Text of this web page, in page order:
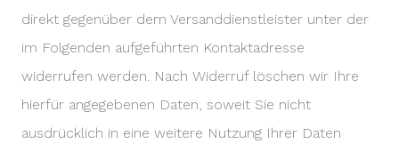
direkt gegenüber dem Versanddienstleister unter der
im Folgenden aufgeführten Kontaktadresse
widerrufen werden. Nach Widerruf löschen wir Ihre
hierfür angegebenen Daten, soweit Sie nicht
ausdrücklich in eine weitere Nutzung Ihrer Daten